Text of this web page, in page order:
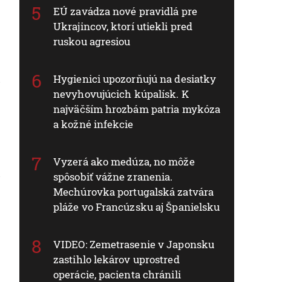
EÚ zavádza nové pravidlá pre
Ukrajincov, ktorí utiekli pred
ruskou agresiou
Hygienici upozorňujú na desiatky
nevyhovujúcich kúpalísk. K
najväčším hrozbám patria mykóza
a kožné infekcie
Vyzerá ako medúza, no môže
spôsobiť vážne zranenia.
Mechúrovka portugalská zatvára
pláže vo Francúzsku aj Španielsku
VIDEO: Zemetrasenie v Japonsku
zastihlo lekárov uprostred
operácie, pacienta chránili